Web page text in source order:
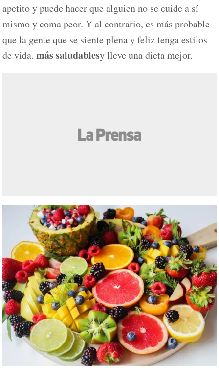
apetito y puede hacer que alguien no se cuide a sí
mismo y coma peor. Y al contrario, es más probable
que la gente que se siente plena y feliz tenga estilos
de vida. más saludablesy lleve una dieta mejor.